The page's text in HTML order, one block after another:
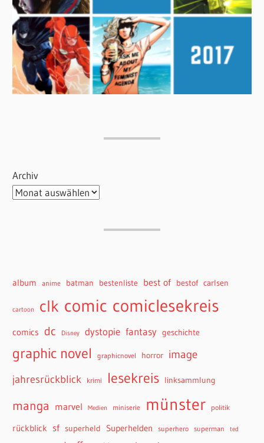
Archiv
album anime batman bestenliste best of bestof carlsen
cartoon clk comic comiclesekreis
comics dc Disney dystopie fantasy geschichte
graphic novel graphicnovel horror image
jahresrückblick krimi lesekreis linksammlung
manga marvel Medien miniserie münster politik
rückblick sf superheld Superhelden superhero superman ted